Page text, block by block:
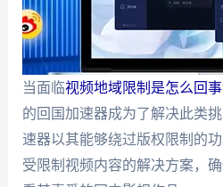
当面临视频地域限制是怎么回
的回国加速器成为了解决此类
速器以其能够绕过版权限制的
受限制视频内容的解决方案，